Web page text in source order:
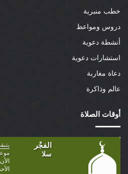
خطب منبرية
دروس ومواعظ
أنشطة دعوية
استشارات دعوية
دعاة مغاربة
عالم وذاكرة
أوقات الصلاة